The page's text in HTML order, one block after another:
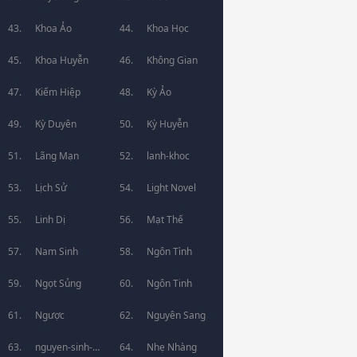
Khoa Ảo Khoa Học
Khoa Huyễn Không Gian
Kiếm Hiệp Kỳ Ảo
Kỳ Duyên Kỳ Huyễn
Lãng Mạn lanh-khoc
Lịch Sử Light Novel
Linh Dị Mạt Thế
Nam Sinh Ngôn Tình
Ngọt Sủng Ngôn Tinh
Ngược Nguyên Sang
nguyen-sinh- Nhẹ Nhàng